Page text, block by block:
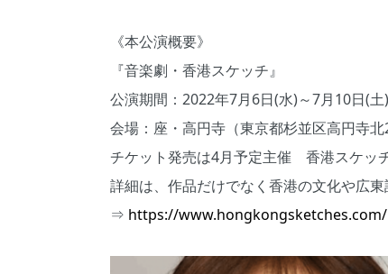
《本公演概要》
『音楽劇・香港スケッチ』
公演期間：2022年7月6日(水)～7月10日(土)
会場：座・高円寺（東京都杉並区高円寺北
チケット発売は4月予定主催 香港スケッ
詳細は、作品だけでなく香港の文化や広
⇒ https://www.hongkongsketches.com/